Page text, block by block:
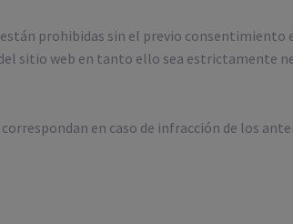
prohibidas sin el previo consentimiento
sitio web en tanto ello sea estrictamente
en caso de infracción de los